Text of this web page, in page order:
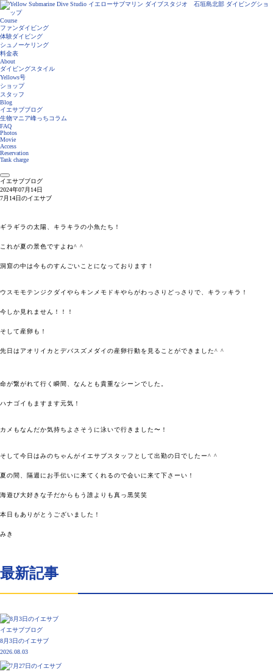
Course
ファンダイビング
体験ダイビング
シュノーケリング
料金表
About
ダイビングスタイル
Yellows号
ショップ
スタッフ
Blog
イエサブブログ
生物マニア峰っちコラム
FAQ
Photos
Movie
Access
Reservation
Tank charge
イエサブブログ
2024年07月14日
7月14日のイエサブ
ギラギラの太陽、キラキラの小魚たち！
これが夏の景色ですよね^ ^
洞窟の中は今ものすんごいことになっております！
ウスモモテンジクダイやらキンメモドキやらがわっさりどっさりで、キラッキラ！
今しか見れません！！！
そして産卵も！
先日はアオリイカとデバスズメダイの産卵行動を見ることができました^ ^
命が繋がれて行く瞬間、なんとも貴重なシーンでした。
ハナゴイもますます元気！
カメもなんだか気持ちよさそうに泳いで行きました〜！
そして今日はみのちゃんがイエサブスタッフとして出勤の日でしたー^ ^
夏の間、隔週にお手伝いに来てくれるので会いに来て下さーい！
海遊び大好きな子だからもう誰よりも真っ黒笑笑
本日もありがとうございました！
みき
最新記事
イエサブブログ
8月3日のイエサブ
2026.08.03